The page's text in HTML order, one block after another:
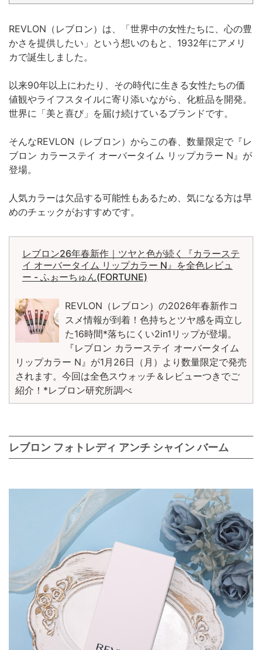
REVLON（レブロン）は、「世界中の女性たちに、心の豊
かさを提供したい」という想いのもと、1932年にアメリ
カで誕生しました。
以来90年以上にわたり、その時代に生きる女性たちの価
値観やライフスタイルに寄り添いながら、化粧品を開発。
世界に「美と喜び」を届け続けているブランドです。
そんなREVLON（レブロン）からこの春、数量限定で『レ
ブロン カラーステイ オーバータイム リップカラー N』が
登場。
人気カラーは欠品する可能性もあるため、気になる方は早
めのチェックがおすすめです。
レブロン26年春新作｜ツヤと色が続く『カラーステ
イ オーバータイム リップカラー N』を全色レビュ
ー - ふぉーちゅん(FORTUNE)
REVLON（レブロン）の2026年春新作コ
スメ情報が到着！色持ちとツヤ感を両立し
た16時間*落ちにくい2in1リップが登場。
『レブロン カラーステイ オーバータイム
リップカラー N』が1月26日（月）より数量限定で発売
されます。今回は全色スウォッチ＆レビューつきでご
紹介！*レブロン研究所調べ
レブロン フォトレディ アンチ シャイン バーム